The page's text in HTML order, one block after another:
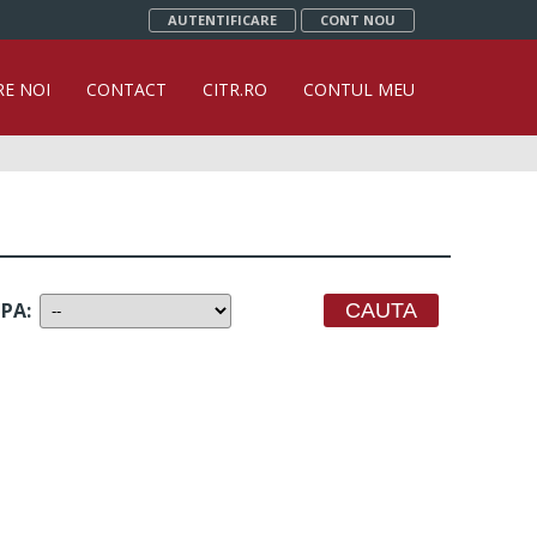
AUTENTIFICARE CONT NOU
NOI CONTACT CITR.RO CONTUL MEU
: